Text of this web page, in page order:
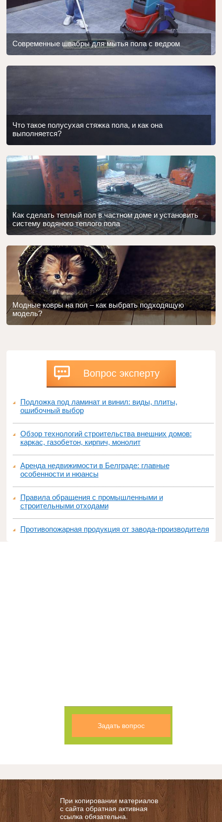
Современные швабры для мытья пола с ведром
Что такое полусухая стяжка пола, и как она
выполняется?
Как сделать теплый пол в частном доме и установить
систему водяного теплого пола
Модные ковры на пол – как выбрать подходящую
модель?
Вопрос эксперту
Подложка под ламинат и винил: виды, плиты,
ошибочный выбор
Обзор технологий строительства внешних домов:
каркас, газобетон, кирпич, монолит
Аренда недвижимости в Белграде: главные
особенности и нюансы
Правила обращения с промышленными и
строительными отходами
Противопожарная продукция от завода-производителя
Задать вопрос
При копировании материалов
с сайта обратная активная
ссылка обязательна.